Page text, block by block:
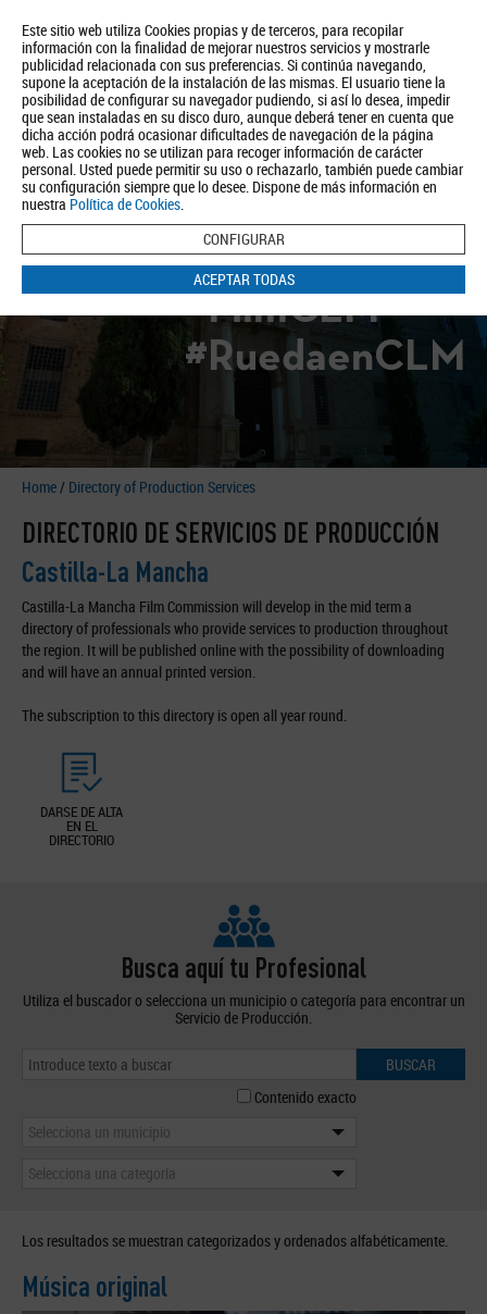
Este sitio web utiliza Cookies propias y de terceros, para recopilar
información con la finalidad de mejorar nuestros servicios y mostrarle
publicidad relacionada con sus preferencias. Si continúa navegando,
supone la aceptación de la instalación de las mismas. El usuario tiene la
posibilidad de configurar su navegador pudiendo, si así lo desea, impedir
que sean instaladas en su disco duro, aunque deberá tener en cuenta que
dicha acción podrá ocasionar dificultades de navegación de la página
web. Las cookies no se utilizan para recoger información de carácter
personal. Usted puede permitir su uso o rechazarlo, también puede cambiar
su configuración siempre que lo desee. Dispone de más información en
nuestra Política de Cookies.
CONFIGURAR
ACEPTAR TODAS
About us Tourism Política de Privacidad Aviso Legal Política de Cookies
BUSCAR
#FilmCLM
#RuedaenCLM
Home/ Directory of Production Services
DIRECTORIO DE SERVICIOS DE PRODUCCIÓN
Castilla-La Mancha
Castilla-La Mancha Film Commission will develop in the mid term a
directory of professionals who provide services to production throughout
the region. It will be published online with the possibility of downloading
and will have an annual printed version.
The subscription to this directory is open all year round.
DARSE DE ALTA
EN EL
DIRECTORIO
Busca aquí tu Profesional
Utiliza el buscador o selecciona un municipio o categoría para encontrar un
Servicio de Producción.
BUSCAR
Contenido exacto
Selecciona un municipio
Selecciona una categoría
Los resultados se muestran categorizados y ordenados alfabéticamente.
Música original